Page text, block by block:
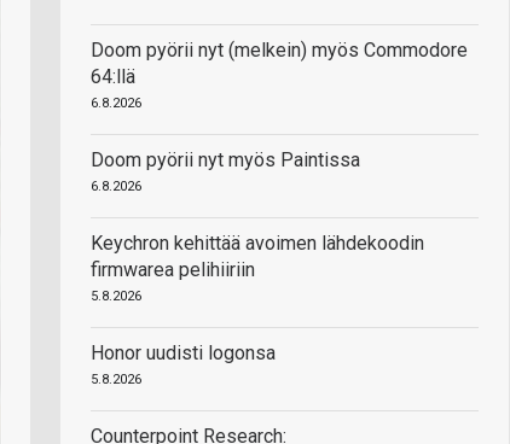
Doom pyörii nyt (melkein) myös Commodore
64:llä
6.8.2026
Doom pyörii nyt myös Paintissa
6.8.2026
Keychron kehittää avoimen lähdekoodin
firmwarea pelihiiriin
5.8.2026
Honor uudisti logonsa
5.8.2026
Counterpoint Research: